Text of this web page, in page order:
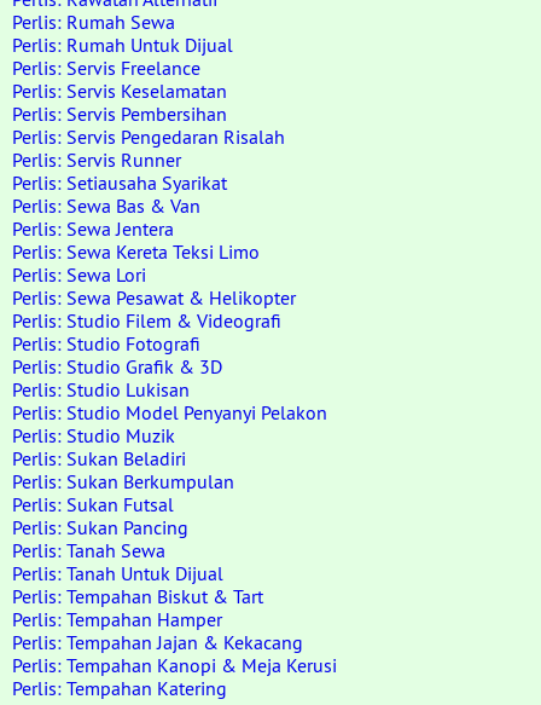
Perlis: Rumah Sewa
Perlis: Rumah Untuk Dijual
Perlis: Servis Freelance
Perlis: Servis Keselamatan
Perlis: Servis Pembersihan
Perlis: Servis Pengedaran Risalah
Perlis: Servis Runner
Perlis: Setiausaha Syarikat
Perlis: Sewa Bas & Van
Perlis: Sewa Jentera
Perlis: Sewa Kereta Teksi Limo
Perlis: Sewa Lori
Perlis: Sewa Pesawat & Helikopter
Perlis: Studio Filem & Videografi
Perlis: Studio Fotografi
Perlis: Studio Grafik & 3D
Perlis: Studio Lukisan
Perlis: Studio Model Penyanyi Pelakon
Perlis: Studio Muzik
Perlis: Sukan Beladiri
Perlis: Sukan Berkumpulan
Perlis: Sukan Futsal
Perlis: Sukan Pancing
Perlis: Tanah Sewa
Perlis: Tanah Untuk Dijual
Perlis: Tempahan Biskut & Tart
Perlis: Tempahan Hamper
Perlis: Tempahan Jajan & Kekacang
Perlis: Tempahan Kanopi & Meja Kerusi
Perlis: Tempahan Katering